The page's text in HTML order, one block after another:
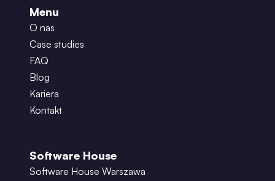
Menu
O nas
Case studies
FAQ
Blog
Kariera
Kontakt
Software House
Software House Warszawa